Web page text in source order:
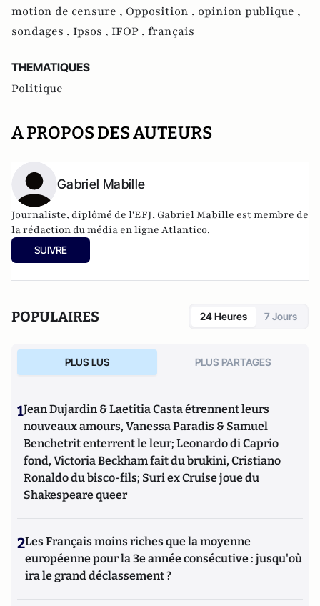
motion de censure , Opposition , opinion publique ,
sondages , Ipsos , IFOP , français
THEMATIQUES
Politique
A PROPOS DES AUTEURS
Gabriel Mabille
Journaliste, diplômé de l'EFJ, Gabriel Mabille est membre de
la rédaction du média en ligne Atlantico.
SUIVRE
POPULAIRES 24 Heures 7 Jours
PLUS LUS PLUS PARTAGES
1Jean Dujardin & Laetitia Casta étrennent leurs
nouveaux amours, Vanessa Paradis & Samuel
Benchetrit enterrent le leur; Leonardo di Caprio
fond, Victoria Beckham fait du brukini, Cristiano
Ronaldo du bisco-fils; Suri ex Cruise joue du
Shakespeare queer
2Les Français moins riches que la moyenne
européenne pour la 3e année consécutive : jusqu'où
ira le grand déclassement ?